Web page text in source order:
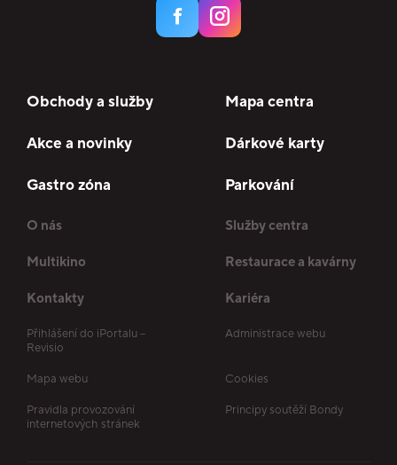
Obchody a služby Mapa centra
Akce a novinky Dárkové karty
Gastro zóna Parkování
O nás Služby centra
Multikino Restaurace a kavárny
Kontakty Kariéra
Přihlášení do iPortalu –
Revisio
Administrace webu
Mapa webu Cookies
Pravidla provozování
internetových stránek
Principy soutěží Bondy